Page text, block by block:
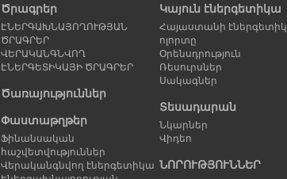
Ծրագրեր
ԷՆԵՐԳԱԽՆԱՅՈՂՈՒԹՅԱՆ
ԾՐԱԳՐԵՐ
ՎԵՐԱԿԱՆԳՆՎՈՂ
ԷՆԵՐԳԵՏԻԿԱՅԻ ԾՐԱԳՐԵՐ
Ծառայություններ
Փաստաթղթեր
Ֆինանսական
հաշվետվություններ
Վերականգնվող էներգետիկա
Կայուն էներգետիկա
Հայաստանի էներգետիկ
ոլորտը
Օրենսդրություն
Ռեսուրսներ
Սակագներ
Տեսադարան
Նկարներ
Վիդեո
ՆՈՐՈՒԹՅՈՒՆՆԵՐ